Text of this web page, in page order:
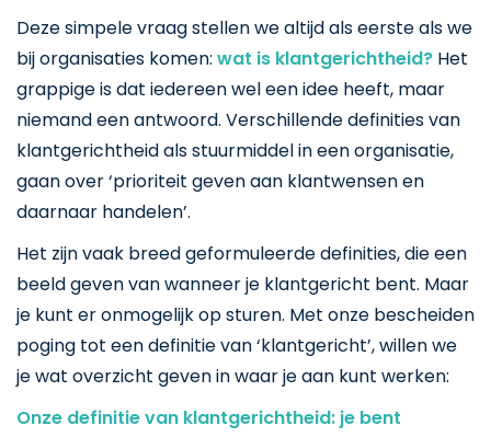
Deze simpele vraag stellen we altijd als eerste als we
bij organisaties komen: wat is klantgerichtheid? Het
grappige is dat iedereen wel een idee heeft, maar
niemand een antwoord. Verschillende definities van
klantgerichtheid als stuurmiddel in een organisatie,
gaan over ‘prioriteit geven aan klantwensen en
daarnaar handelen’.
Het zijn vaak breed geformuleerde definities, die een
beeld geven van wanneer je klantgericht bent. Maar
je kunt er onmogelijk op sturen. Met onze bescheiden
poging tot een definitie van ‘klantgericht’, willen we
je wat overzicht geven in waar je aan kunt werken:
Onze definitie van klantgerichtheid: je bent